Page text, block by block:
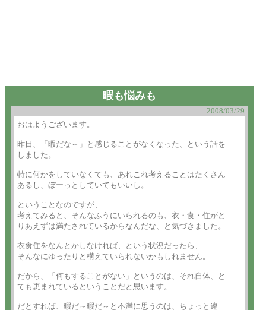
暇も悩みも
2008/03/29
おはようございます。
昨日、「暇だな～」と感じることがなくなった、という話を
しました。
特に何かをしていなくても、あれこれ考えることはたくさん
あるし、ぼーっとしていてもいいし。
ということなのですが、
考えてみると、そんなふうにいられるのも、衣・食・住がと
りあえずは満たされているからなんだな、と気づきました。
衣食住をなんとかしなければ、という状況だったら、
そんなにゆったりと構えていられないかもしれません。
だから、「何もすることがない」というのは、それ自体、と
ても恵まれているということだと思います。
だとすれば、暇だ～暇だ～と不満に思うのは、ちょっと違